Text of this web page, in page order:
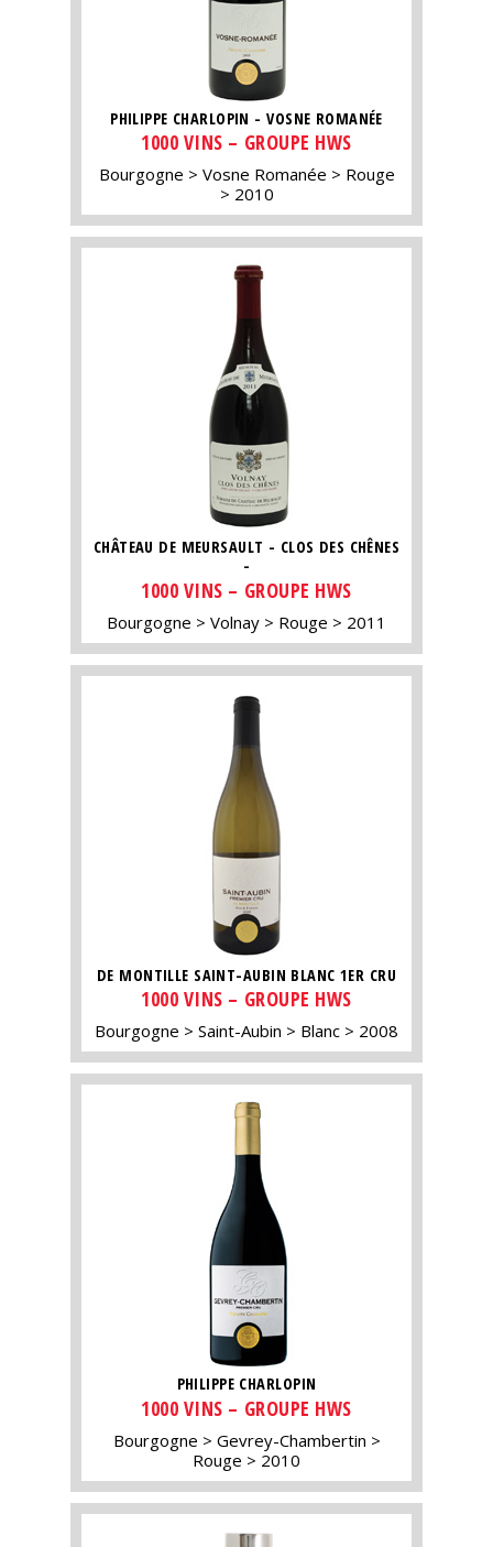
PHILIPPE CHARLOPIN - VOSNE ROMANÉE
1000 VINS – GROUPE HWS
Bourgogne Vosne Romanée
Rouge
2010
CHÂTEAU DE MEURSAULT - CLOS DES CHÊNES
-
1000 VINS – GROUPE HWS
Bourgogne Volnay Rouge 2011
DE MONTILLE SAINT-AUBIN BLANC 1ER CRU
1000 VINS – GROUPE HWS
Bourgogne Saint-Aubin Blanc 2008
PHILIPPE CHARLOPIN
1000 VINS – GROUPE HWS
Bourgogne
Gevrey-Chambertin
Rouge
2010